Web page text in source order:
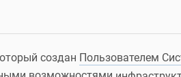
создан Пользователем